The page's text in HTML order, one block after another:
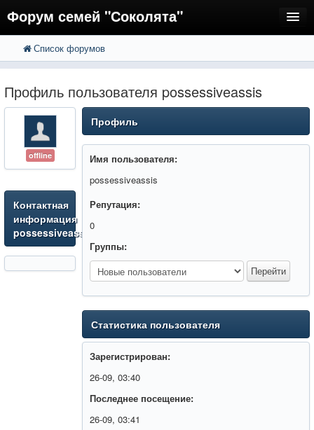
Форум семей "Соколята"
FAQ
Регистрация
Вход
Список форумов
Профиль пользователя possessiveassis
offline
Контактная
информация
possessiveassis
Профиль
Имя пользователя:
possessiveassis
Репутация:
0
Группы:
Статистика пользователя
Зарегистрирован:
26-09, 03:40
Последнее посещение:
26-09, 03:41